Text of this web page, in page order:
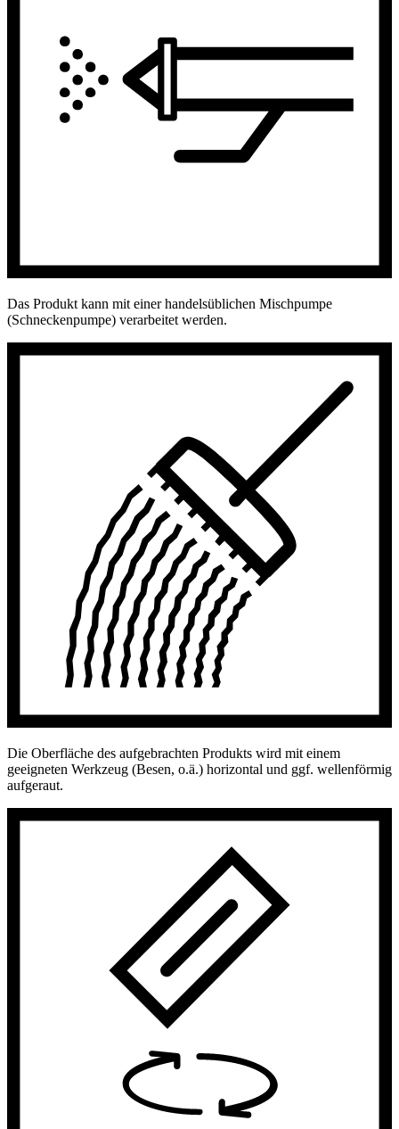
Das Produkt kann mit einer handelsüblichen Mischpumpe
(Schneckenpumpe) verarbeitet werden.
Die Oberfläche des aufgebrachten Produkts wird mit einem
geeigneten Werkzeug (Besen, o.ä.) horizontal und ggf. wellenförmig
aufgeraut.